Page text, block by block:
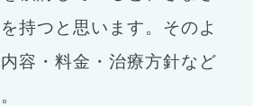
持つと思います。そのよ
容・料金・治療方針など